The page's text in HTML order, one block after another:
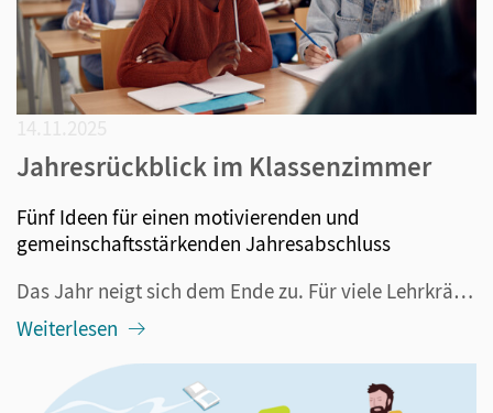
Jahresrückblick im Klassenzimmer
Fünf Ideen für einen motivierenden und
gemeinschaftsstärkenden Jahresabschluss
Das Jahr neigt sich dem Ende zu. Für viele Lehrkräfte bedeutet das: letzte Klassenarbeiten, Stapel von Korrekturen, Notendruck und der große Wunsch nach Ferien. Doch gerade in dieser hektischen Zeit lohnt es sich, im Unterricht kurz auf die Bremse zu treten. Ein gemeinsamer Jahresrückblick mit der K...
Weiterlesen